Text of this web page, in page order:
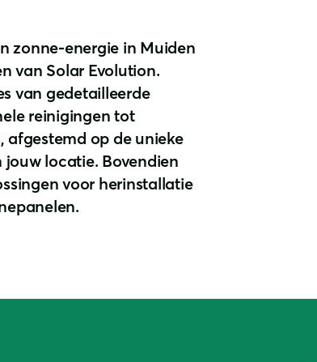
zonne-energie in Muiden
van Solar Evolution.
van gedetailleerde
reinigingen tot
afgestemd op de unieke
locatie. Bovendien
voor herinstallatie